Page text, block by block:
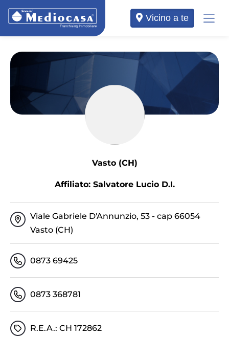
Vicino a te
Vasto (CH)
Affiliato: Salvatore Lucio D.I.
Viale Gabriele D'Annunzio, 53 - cap 66054
Vasto (CH)
0873 69425
0873 368781
R.E.A.: CH 172862